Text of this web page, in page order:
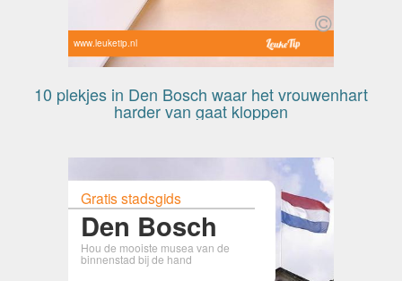
www.leuketip.nl
10 plekjes in Den Bosch waar het vrouwenhart
harder van gaat kloppen
Gratis stadsgids
Den Bosch
Hou de mooiste musea van de
binnenstad bij de hand